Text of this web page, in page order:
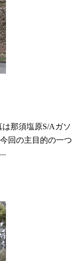
那須塩原S/Aガソ
回の主目的の一つ